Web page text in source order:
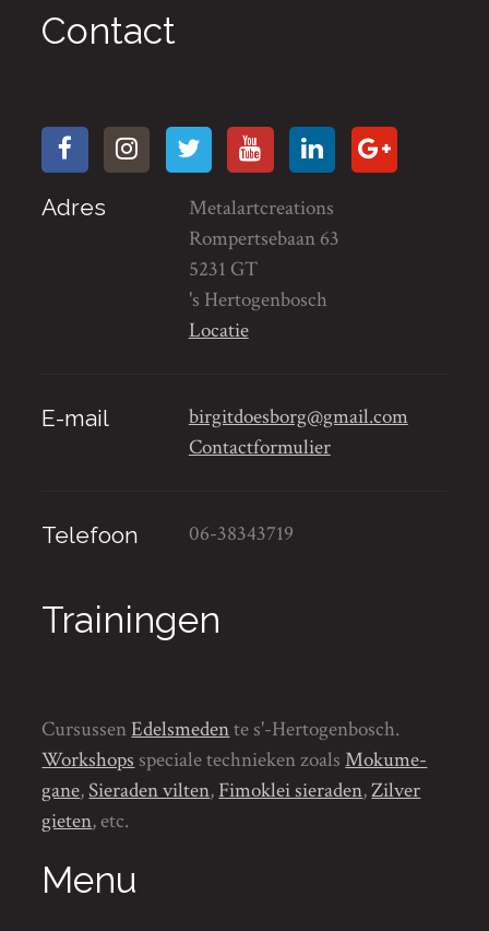
Contact
Adres
Metalartcreations
Rompertsebaan 63
5231 GT
's Hertogenbosch
Locatie
E-mail
birgitdoesborg@gmail.com
Contactformulier
Telefoon 06-38343719
Trainingen
CursussenEdelsmedente s'-Hertogenbosch.
Workshopsspeciale technieken zoalsMokume-
gane,Sieraden vilten,Fimoklei sieraden,Zilver
gieten, etc.
Menu